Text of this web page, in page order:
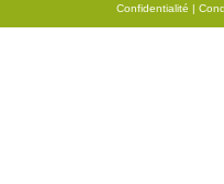
Confidentialité |